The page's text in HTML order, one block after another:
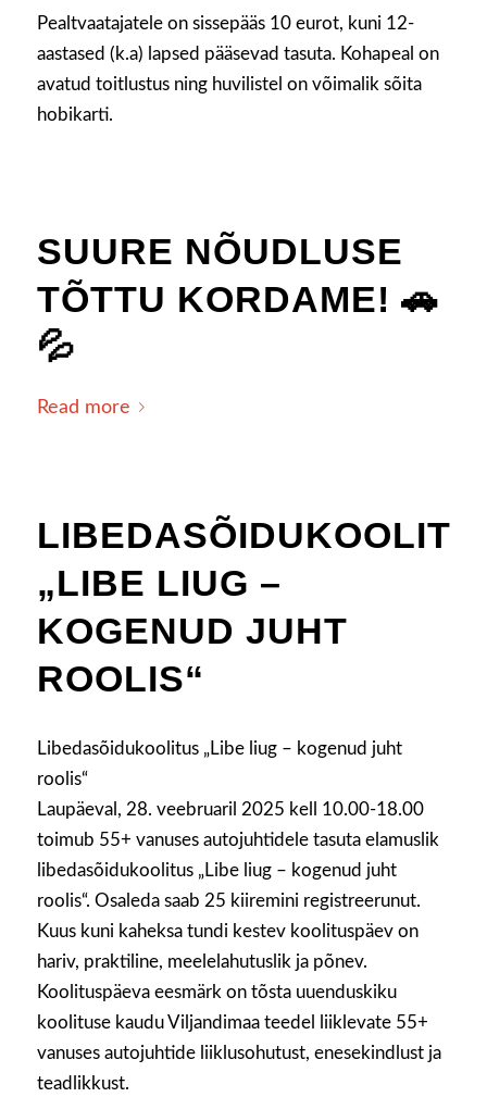
Pealtvaatajatele on sissepääs 10 eurot, kuni 12-
aastased (k.a) lapsed pääsevad tasuta. Kohapeal on
avatud toitlustus ning huvilistel on võimalik sõita
hobikarti.
SUURE NÕUDLUSE
TÕTTU KORDAME! 🚗
💦
Read more
„LIBE LIUG –
KOGENUD JUHT
ROOLIS“
Libedasõidukoolitus „Libe liug – kogenud juht
roolis“
Laupäeval, 28. veebruaril 2025 kell 10.00-18.00
toimub 55+ vanuses autojuhtidele tasuta elamuslik
libedasõidukoolitus „Libe liug – kogenud juht
roolis“. Osaleda saab 25 kiiremini registreerunut.
Kuus kuni kaheksa tundi kestev koolituspäev on
hariv, praktiline, meelelahutuslik ja põnev.
Koolituspäeva eesmärk on tõsta uuenduskiku
koolituse kaudu Viljandimaa teedel liiklevate 55+
vanuses autojuhtide liiklusohutust, enesekindlust ja
teadlikkust.